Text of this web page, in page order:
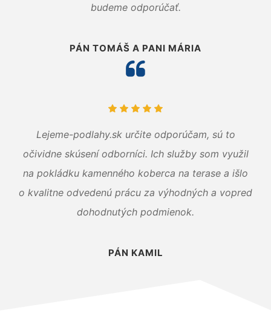
budeme odporúčať.
PÁN TOMÁŠ A PANI MÁRIA
Lejeme-podlahy.sk určite odporúčam, sú to
očividne skúsení odborníci. Ich služby som využil
na pokládku kamenného koberca na terase a išlo
o kvalitne odvedenú prácu za výhodných a vopred
dohodnutých podmienok.
PÁN KAMIL